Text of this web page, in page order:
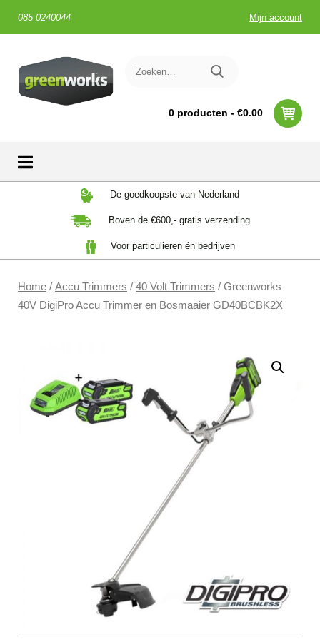
085 0240044 Mijn account
0 producten - €0.00
De goedkoopste van Nederland
Boven de €600,- gratis verzending
Voor particulieren én bedrijven
Home / Accu Trimmers / 40 Volt Trimmers / Greenworks
40V DigiPro Accu Trimmer en Bosmaaier GD40BCBK2X